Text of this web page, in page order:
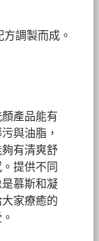
調製而成。
產品能有
與油脂，
有清爽舒
提供不同
慕斯和凝
家療癒的